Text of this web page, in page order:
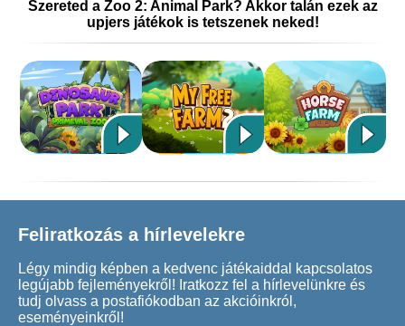
Szereted a Zoo 2: Animal Park? Akkor talán ezek az
upjers játékok is tetszenek neked!
Feliratkozás a hírlevelekre
Légy mindig képben a kedvenc játékaiddal kapcsolatos
legújabb fejleményekről! Iratkozz fel a hírlevelünkre és
tudj olvass a postafiókodban az akcióinkról,
eseményeinkről!